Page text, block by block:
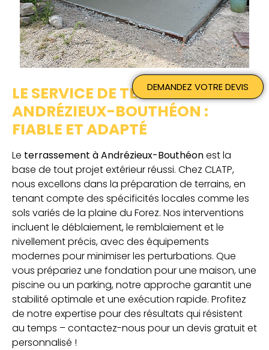
DEMANDEZ VOTRE DEVIS
LE SERVICE DE TERRASSEMENT À
ANDRÉZIEUX-BOUTHÉON :
FIABLE ET ADAPTÉ
Le terrassement à Andrézieux-Bouthéonest la
base de tout projet extérieur réussi. Chez CLATP,
nous excellons dans la préparation de terrains, en
tenant compte des spécificités locales comme les
sols variés de la plaine du Forez. Nos interventions
incluent le déblaiement, le remblaiement et le
nivellement précis, avec des équipements
modernes pour minimiser les perturbations. Que
vous prépariez une fondation pour une maison, une
piscine ou un parking, notre approche garantit une
stabilité optimale et une exécution rapide. Profitez
de notre expertise pour des résultats qui résistent
au temps – contactez-nous pour un devis gratuit et
personnalisé !